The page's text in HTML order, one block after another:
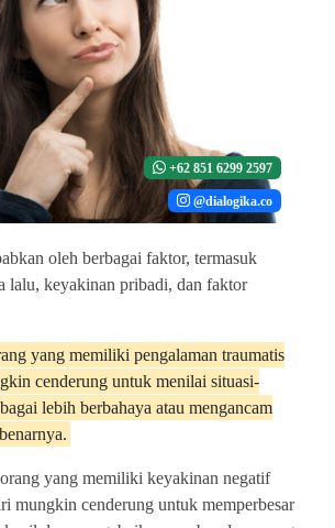
+62 851 6299 2597
@dialogika.co
oleh berbagai faktor, termasuk
lalu, keyakinan pribadi, dan faktor
yang memiliki pengalaman traumatis
cenderung untuk menilai situasi-
lebih berbahaya atau mengancam
yang memiliki keyakinan negatif
mungkin cenderung untuk memperbesar